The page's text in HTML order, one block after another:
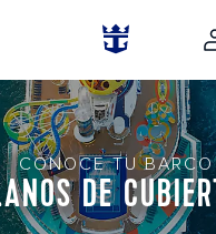
CONOCE TU BARCO
DE